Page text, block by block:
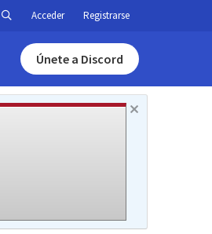
Acceder Registrarse
Únete a Discord